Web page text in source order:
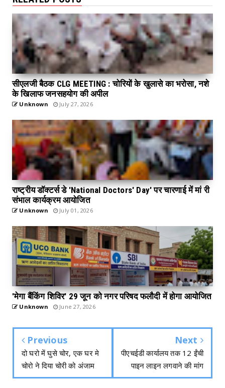
सीएलजी बैठक CLG MEETING : चोरियों के खुलासे का भरोसा, नशे
के खिलाफ जनसहयोग की अपील
Unknown July 27, 2026
राष्ट्रीय डॉक्टर्स डे 'National Doctors' Day' पर चारणाई में मां री
संभाल कार्यक्रम आयोजित
Unknown July 01, 2026
'मेगा बैंकिंग शिविर' 29 जून को नगर परिषद फलौदी में होगा आयोजित
Unknown June 27, 2026
Previous
दो घरो में घुसे चोर, एक घर मे
चोरो ने दिया चोरी को अंजाम
Next
पीएचईडी कार्यालय तक 12 ईंची
पाइन लाइन लगवाने की मांग